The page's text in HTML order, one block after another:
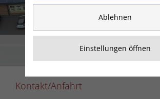
Hier sind Sie
Kontakt/Anfahrt
Ablehnen
Einstellungen öffnen